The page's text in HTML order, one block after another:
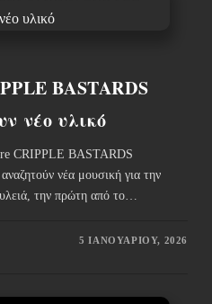
BASTARDS
νέο υλικό
CRIPPLE BASTARDS
νέα μουσική για την
την πρώτη από το…
5 ΙΑΝΟΥΑΡΊΟΥ, 2026